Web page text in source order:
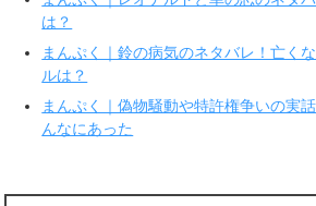
ド
ウ
で
開
き
ま
す
さ
新
し
ィ
ン
ド
ウ
ま
は？
まんぷく｜鈴の病気のネタバレ！亡く
ルは？
まんぷく｜偽物騒動や特許権争いの実
んなにあった